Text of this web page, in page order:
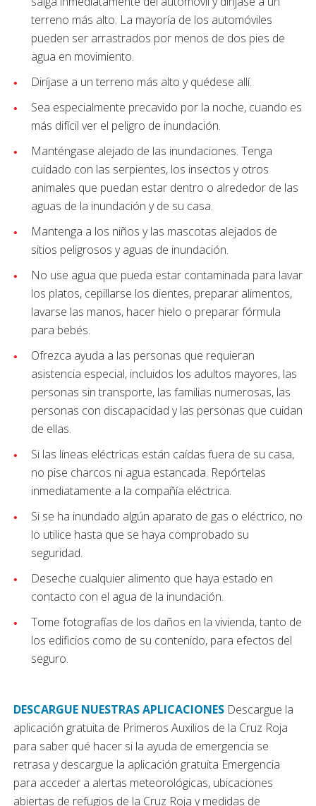
terreno más alto. La mayoría de los automóviles
pueden ser arrastrados por menos de dos pies de
agua en movimiento.
Diríjase a un terreno más alto y quédese allí.
Sea especialmente precavido por la noche, cuando es
más difícil ver el peligro de inundación.
Manténgase alejado de las inundaciones. Tenga
cuidado con las serpientes, los insectos y otros
animales que puedan estar dentro o alrededor de las
aguas de la inundación y de su casa.
Mantenga a los niños y las mascotas alejados de
sitios peligrosos y aguas de inundación.
No use agua que pueda estar contaminada para lavar
los platos, cepillarse los dientes, preparar alimentos,
lavarse las manos, hacer hielo o preparar fórmula
para bebés.
Ofrezca ayuda a las personas que requieran
asistencia especial, incluidos los adultos mayores, las
personas sin transporte, las familias numerosas, las
personas con discapacidad y las personas que cuidan
de ellas.
Si las líneas eléctricas están caídas fuera de su casa,
no pise charcos ni agua estancada. Repórtelas
inmediatamente a la compañía eléctrica.
Si se ha inundado algún aparato de gas o eléctrico, no
lo utilice hasta que se haya comprobado su
seguridad.
Deseche cualquier alimento que haya estado en
contacto con el agua de la inundación.
Tome fotografías de los daños en la vivienda, tanto de
los edificios como de su contenido, para efectos del
seguro.
DESCARGUE NUESTRAS APLICACIONES Descargue la
aplicación gratuita de Primeros Auxilios de la Cruz Roja
para saber qué hacer si la ayuda de emergencia se
retrasa y descargue la aplicación gratuita Emergencia
para acceder a alertas meteorológicas, ubicaciones
abiertas de refugios de la Cruz Roja y medidas de